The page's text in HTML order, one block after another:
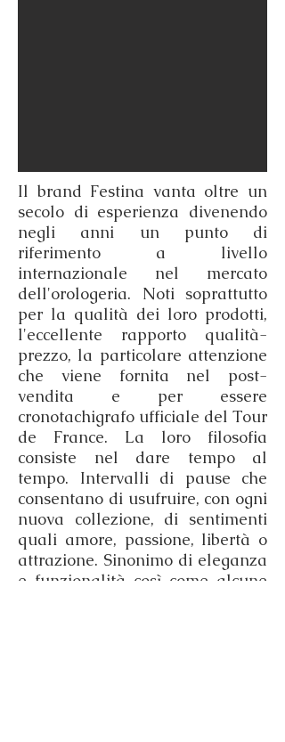
Il brand Festina vanta oltre un
secolo di esperienza divenendo
negli anni un punto di
riferimento a livello
internazionale nel mercato
dell'orologeria. Noti soprattutto
per la qualità dei loro prodotti,
l'eccellente rapporto qualità-
prezzo, la particolare attenzione
che viene fornita nel post-
vendita e per essere
cronotachigrafo ufficiale del Tour
de France. La loro filosofia
consiste nel dare tempo al
tempo. Intervalli di pause che
consentano di usufruire, con ogni
nuova collezione, di sentimenti
quali amore, passione, libertà o
attrazione. Sinonimo di eleganza
e funzionalità così come alcune